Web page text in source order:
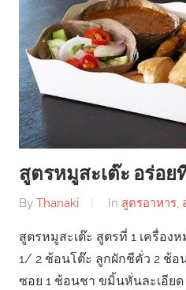
สูตรหมูสะเต๊ะ อร่อย
By Thanaki In สูตรอาหาร,
สูตรหมูสะเต๊ะ สูตรที่ 1 เครื่อง
1/ 2 ช้อนโต๊ะ ลูกผักชีคั่ว 2 ช้อ
ซอย 1 ช้อนชา ขมิ้นหั่นละเอีย